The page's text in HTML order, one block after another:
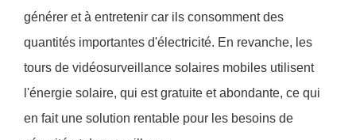
générer et à entretenir car ils consomment des
quantités importantes d'électricité. En revanche, les
tours de vidéosurveillance solaires mobiles utilisent
l'énergie solaire, qui est gratuite et abondante, ce qui
en fait une solution rentable pour les besoins de